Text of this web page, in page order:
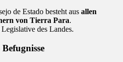
de Estado besteht aus allen
von Tierra Para.
des Landes.